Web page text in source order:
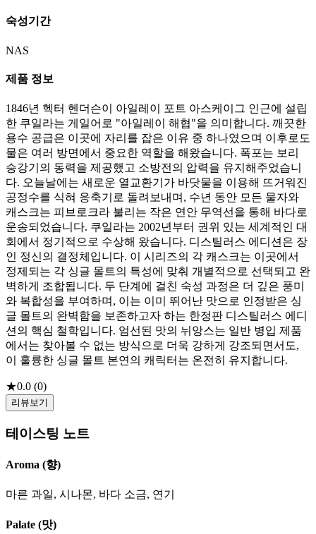
숙성기간
NAS
제품 정보
1846년 헥터 헨더슨이 아일레이 포트 아스케이그 인근에 설립
한 쿠일라는 게일어로 "아일레이 해협"을 의미합니다. 깨끗한
용수 공급은 이곳에 자리를 잡은 이유 중 하나였으며 이후로도
물은 여러 방면에서 중요한 역할을 해왔습니다. 폭포는 보리
승강기의 동력을 제공했고 소방전의 압력을 유지해주었습니
다. 오늘날에는 새로운 열교환기가 바닷물을 이용해 뜨거워진
공정수를 식혀 응축기로 돌려보내며, 수년 동안 모든 물자와
캐스크는 피브로크라 불리는 작은 연안 무역선을 통해 바다로
운송되었습니다. 쿠일라는 2002년부터 권위 있는 세계적인 대
회에서 정기적으로 수상해 왔습니다. 디스틸러스 에디션은 장
인 정신의 결정체입니다. 이 시리즈의 각 캐스크는 이곳에서
정제되는 각 싱글 몰트의 특성에 맞춰 개별적으로 선택되고 완
벽하게 조합됩니다. 두 단계에 걸친 숙성 과정은 더 깊은 풍미
와 복합성을 부여하며, 이는 이미 뛰어난 맛으로 인정받은 싱
글 몰트의 완벽함을 보존하고자 하는 한정판 디스틸러스 에디
션의 핵심 철학입니다. 엄선된 맛의 뉘앙스는 일반 병입 제품
에서는 찾아볼 수 없는 방식으로 더욱 강하게 강조되면서도,
이 훌륭한 싱글 몰트 본연의 캐릭터는 온전히 유지합니다.
★0.0 (0)
리뷰보기
테이스팅 노트
Aroma (향)
마른 과일, 시나몬, 바다 소금, 연기
Palate (맛)